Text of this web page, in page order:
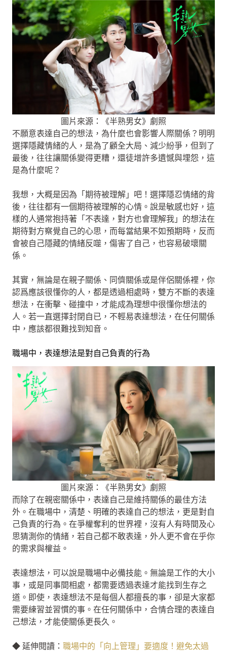
圖片來源：《半熟男女》劇照
不願意表達自己的想法，為什麼也會影響人際關係？明明
選擇隱藏情緒的人，是為了顧全大局、減少紛爭，但到了
最後，往往讓關係變得更糟，還徒增許多遺憾與埋怨，這
是為什麼呢？
我想，大概是因為「期待被理解」吧！選擇隱忍情緒的背
後，往往都有一個期待被理解的心情。說是敏感也好，這
樣的人通常抱持著「不表達，對方也會理解我」的想法在
期待對方察覺自己的心思，而每當結果不如預期時，反而
會被自己隱藏的情緒反噬，傷害了自己，也容易破壞關
係。
其實，無論是在親子關係、同儕關係或是伴侶關係裡，你
認爲應該很懂你的人，都是透過相處時，雙方不斷的表達
想法，在衝擊、碰撞中，才能成為理想中很懂你想法的
人。若一直選擇封閉自已，不輕易表達想法，在任何關係
中，應該都很難找到知音。
職場中，表達想法是對自己負責的行為
圖片來源：《半熟男女》劇照
而除了在親密關係中，表達自己是維持關係的最佳方法
外。在職場中，清楚、明確的表達自己的想法，更是對自
己負責的行為。在爭權奪利的世界裡，沒有人有時間及心
思猜測你的情緒，若自己都不敢表達，外人更不會在乎你
的需求與權益。
表達想法，可以說是職場中必備技能。無論是工作的大小
事，或是同事間相處，都需要透過表達才能找到生存之
道。即使，表達想法不是每個人都擅長的事，卻是大家都
需要練習並習慣的事。在任何關係中，合情合理的表達自
己想法，才能使關係更長久。
◆ 延伸閱讀： 職場中的「向上管理」要適度！避免太過